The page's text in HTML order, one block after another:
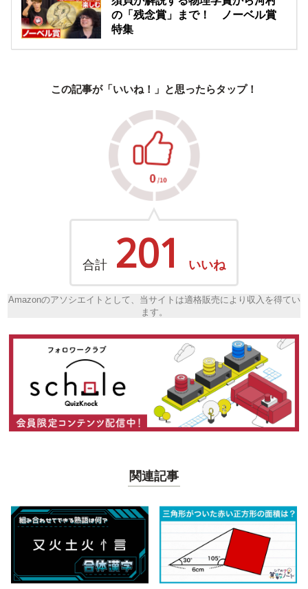
の「残念賞」まで！ ノーベル賞
特集
この記事が「いいね！」と思ったらタップ！
合計 201 いいね
Amazonのアソシエイトとして、当サイトは適格販売により収入を得てい
ます。
関連記事